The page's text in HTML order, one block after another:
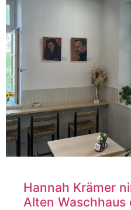
Hannah Krämer
Alten Waschhaus